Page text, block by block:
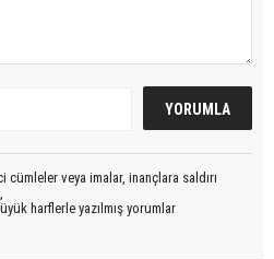
veya imalar, inançlara saldırı
harflerle yazılmış yorumlar